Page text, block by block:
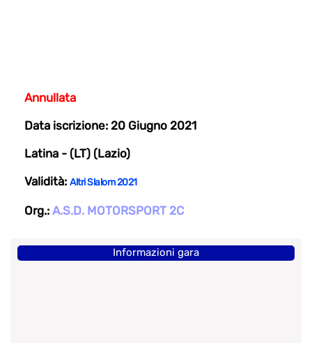
Annullata
Data iscrizione: 20 Giugno 2021
Latina - (LT) (Lazio)
Validità: Altri Slalom 2021
Org.: A.S.D. MOTORSPORT 2C
Informazioni gara